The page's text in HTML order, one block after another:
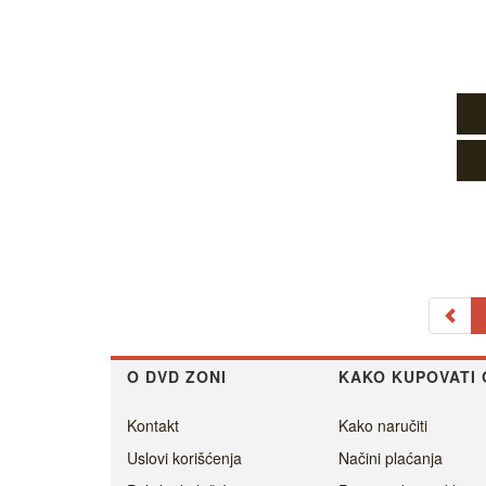
O DVD ZONI KAKO KUPOVATI
Kontakt
Uslovi korišćenja
Kako naručiti
Načini plaćanja